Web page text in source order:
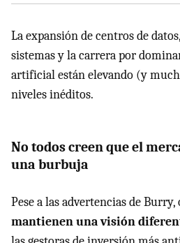
La expansión de centros de
sistemas y la carrera por
artificial están elevando (y
niveles inéditos.
No todos creen que el
una burbuja
Pese a las advertencias de
mantienen una visión